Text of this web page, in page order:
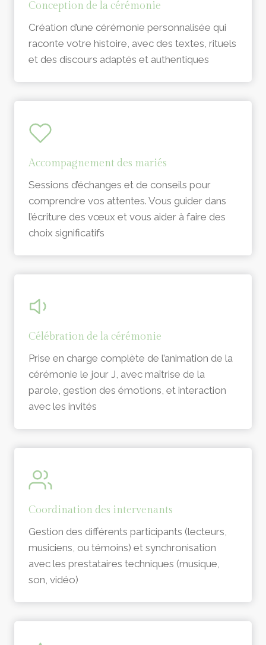
Conception de la cérémonie
Création d’une cérémonie personnalisée qui
raconte votre histoire, avec des textes, rituels
et des discours adaptés et authentiques
Accompagnement des mariés
Sessions d’échanges et de conseils pour
comprendre vos attentes. Vous guider dans
l’écriture des vœux et vous aider à faire des
choix significatifs
Célébration de la cérémonie
Prise en charge complète de l’animation de la
cérémonie le jour J, avec maîtrise de la
parole, gestion des émotions, et interaction
avec les invités
Coordination des intervenants
Gestion des différents participants (lecteurs,
musiciens, ou témoins) et synchronisation
avec les prestataires techniques (musique,
son, vidéo)